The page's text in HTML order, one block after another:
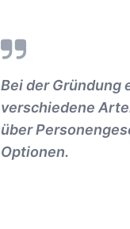
Bei der Gründung
verschiedene
über
Optionen.